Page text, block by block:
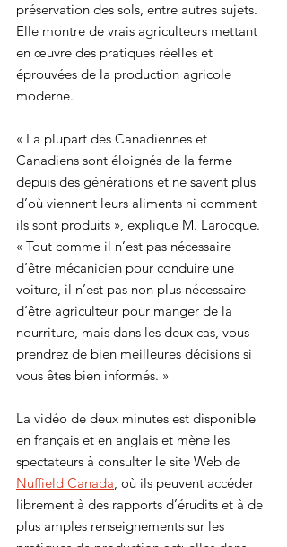
préservation des sols, entre autres sujets.
Elle montre de vrais agriculteurs mettant
en œuvre des pratiques réelles et
éprouvées de la production agricole
moderne.
« La plupart des Canadiennes et
Canadiens sont éloignés de la ferme
depuis des générations et ne savent plus
d’où viennent leurs aliments ni comment
ils sont produits », explique M. Larocque.
« Tout comme il n’est pas nécessaire
d’être mécanicien pour conduire une
voiture, il n’est pas non plus nécessaire
d’être agriculteur pour manger de la
nourriture, mais dans les deux cas, vous
prendrez de bien meilleures décisions si
vous êtes bien informés. »
La vidéo de deux minutes est disponible
en français et en anglais et mène les
spectateurs à consulter le site Web de
Nuffield Canada, où ils peuvent accéder
librement à des rapports d’érudits et à de
plus amples renseignements sur les